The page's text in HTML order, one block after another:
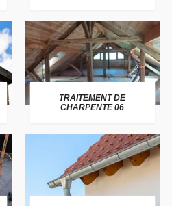
TRAITEMENT DE
CHARPENTE 06